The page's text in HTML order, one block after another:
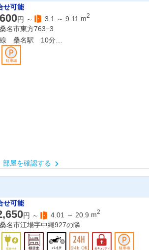
せ可能
円 ～ 3.1 ～ 9.11 m2
名市東方763−3
線 桑名駅 10分
古屋線 桑名駅 10分
部屋を確認する
せ可能
円 ～ 4.01 ～ 20.9 m2
名市江場字中縄927の隣